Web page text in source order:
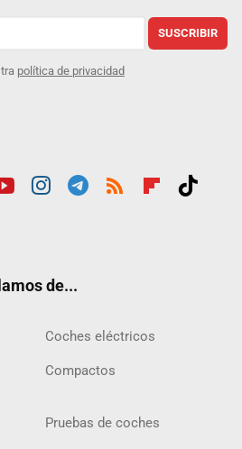
SUSCRIBIR
política de privacidad
de...
Coches eléctricos
Compactos
Pruebas de coches